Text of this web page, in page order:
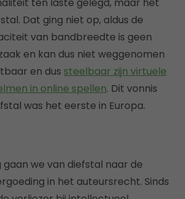
Dat ging niet op, aldus de
van bandbreedte is geen
en kan dus niet weggenomen
en dus steelbaar zijn virtuele
in online spellen. Dit vonnis
was het eerste in Europa.
we van diefstal naar de
in het auteursrecht. Sinds